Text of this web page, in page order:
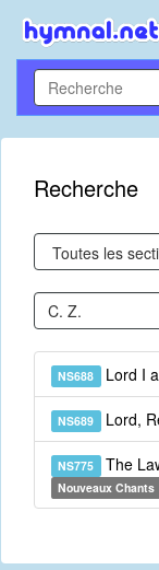
Recherche
NS688 Lord I
NS689 Lord,
NS775 The
Nouveaux Chants